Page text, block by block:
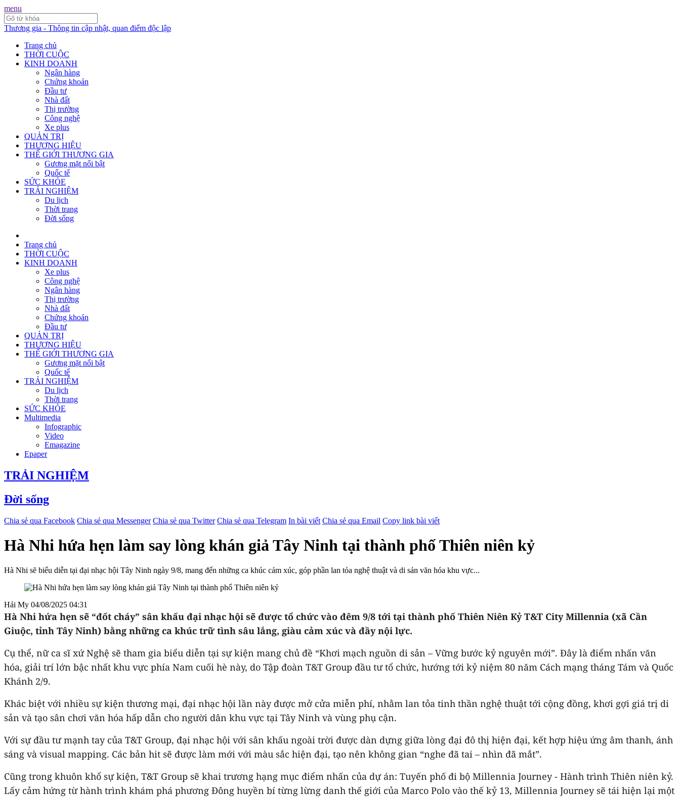
menu
Thương gia - Thông tin cập nhật, quan điểm độc lập
Trang chủ
THỜI CUỘC
KINH DOANH
Ngân hàng
Chứng khoán
Đầu tư
Nhà đất
Thị trường
Công nghệ
Xe plus
QUẢN TRỊ
THƯƠNG HIỆU
THẾ GIỚI THƯƠNG GIA
Gương mặt nổi bật
Quốc tế
SỨC KHỎE
TRẢI NGHIỆM
Du lịch
Thời trang
Đời sống
Trang chủ
THỜI CUỘC
KINH DOANH
Xe plus
Công nghệ
Ngân hàng
Thị trường
Nhà đất
Chứng khoán
Đầu tư
QUẢN TRỊ
THƯƠNG HIỆU
THẾ GIỚI THƯƠNG GIA
Gương mặt nổi bật
Quốc tế
TRẢI NGHIỆM
Du lịch
Thời trang
SỨC KHỎE
Multimedia
Infographic
Video
Emagazine
Epaper
TRẢI NGHIỆM
Đời sống
Chia sẻ qua Facebook Chia sẻ qua Messenger Chia sẻ qua Twitter Chia sẻ qua Telegram In bài viết Chia sẻ qua Email Copy link bài viết
Hà Nhi hứa hẹn làm say lòng khán giả Tây Ninh tại thành phố Thiên niên kỷ
Hà Nhi sẽ biểu diễn tại đại nhạc hội Tây Ninh ngày 9/8, mang đến những ca khúc cảm xúc, góp phần lan tỏa nghệ thuật và di sản văn hóa khu vực...
Hải My 04/08/2025 04:31
Hà Nhi hứa hẹn sẽ “đốt cháy” sân khấu đại nhạc hội sẽ được tổ chức vào đêm 9/8 tới tại thành phố Thiên Niên Kỷ T&T City Millennia (xã Cần
Giuộc, tỉnh Tây Ninh) bằng những ca khúc trữ tình sâu lắng, giàu cảm xúc và đầy nội lực.
Cụ thể, nữ ca sĩ xứ Nghệ sẽ tham gia biểu diễn tại sự kiện mang chủ đề “Khơi mạch nguồn di sản – Vững bước kỷ nguyên mới”. Đây là điểm nhấn văn
hóa, giải trí lớn bậc nhất khu vực phía Nam cuối hè này, do Tập đoàn T&T Group đầu tư tổ chức, hướng tới kỷ niệm 80 năm Cách mạng tháng Tám và Quốc
Khánh 2/9.
Khác biệt với nhiều sự kiện thương mại, đại nhạc hội lần này được mở cửa miễn phí, nhằm lan tỏa tinh thần nghệ thuật tới cộng đồng, khơi gợi giá trị di
sản và tạo sân chơi văn hóa hấp dẫn cho người dân khu vực tại Tây Ninh và vùng phụ cận.
Với sự đầu tư mạnh tay của T&T Group, đại nhạc hội với sân khấu ngoài trời được dàn dựng giữa lòng đại đô thị hiện đại, kết hợp hiệu ứng âm thanh, ánh
sáng và visual mapping. Các bản hit sẽ được làm mới với màu sắc hiện đại, tạo nên không gian “nghe đã tai – nhìn đã mắt”.
Cũng trong khuôn khổ sự kiện, T&T Group sẽ khai trương hạng mục điểm nhấn của dự án: Tuyến phố đi bộ Millennia Journey - Hành trình Thiên niên kỷ.
Lấy cảm hứng từ hành trình khám phá phương Đông huyền bí từng lừng danh thế giới của Marco Polo vào thế kỷ 13, Millennia Journey sẽ tái hiện lại một